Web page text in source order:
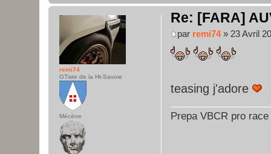
Re: [FARA]
par remi74» 23 Avril
teasing j'adore
Prepa VBCR pro race
remi74
GTiste de la Ht-Savoie
Mécène